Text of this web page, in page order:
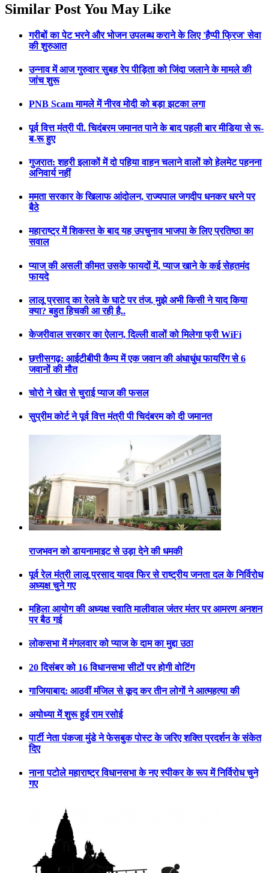
Similar Post You May Like
गरीबों का पेट भरने और भोजन उपलब्ध कराने के लिए 'हैप्पी फ्रिज' सेवा
की शुरुआत
उन्नाव में आज गुरुवार सुबह रेप पीड़िता को जिंदा जलाने के मामले की
जांच शुरू
PNB Scam मामले में नीरव मोदी को बड़ा झटका लगा
पूर्व वित्त मंत्री पी. चिदंबरम जमानत पाने के बाद पहली बार मीडिया से रू-
ब-रू हुए
गुजरात: शहरी इलाकों में दो पहिया वाहन चलाने वालों को हेलमेट पहनना
अनिवार्य नहीं
ममता सरकार के खिलाफ आंदोलन, राज्यपाल जगदीप धनकर धरने पर
बैठे
महाराष्ट्र में शिकस्त के बाद यह उपचुनाव भाजपा के लिए प्रतिष्ठा का
सवाल
प्याज की असली कीमत उसके फायदों में, प्याज खाने के कई सेहतमंद
फायदे
लालू प्रसाद का रेलवे के घाटे पर तंज, मुझे अभी किसी ने याद किया
क्या? बहुत हिचकी आ रही है..
केजरीवाल सरकार का ऐलान, दिल्ली वालों को मिलेगा फ्री WiFi
छत्तीसगढ़: आईटीबीपी कैम्प में एक जवान की अंधाधुंध फायरिंग से 6
जवानों की मौत
चोरो ने खेत से चुराई प्याज की फसल
सुप्रीम कोर्ट ने पूर्व वित्त मंत्री पी चिदंबरम को दी जमानत
राजभवन को डायनामाइट से उड़ा देने की धमकी
पूर्व रेल मंत्री लालू प्रसाद यादव फिर से राष्ट्रीय जनता दल के निर्विरोध
अध्यक्ष चुने गए
महिला आयोग की अध्यक्ष स्वाति मालीवाल जंतर मंतर पर आमरण अनशन
पर बैठ गई
लोकसभा में मंगलवार को प्याज के दाम का मुद्दा उठा
20 दिसंबर को 16 विधानसभा सीटों पर होगी वोटिंग
गाजियाबाद: आठवीं मंजिल से कूद कर तीन लोगों ने आत्महत्या की
अयोध्या में शुरू हुई राम रसोई
पार्टी नेता पंकजा मुंडे ने फेसबुक पोस्ट के जरिए शक्ति प्रदर्शन के संकेत
दिए
नाना पटोले महाराष्ट्र विधानसभा के नए स्पीकर के रूप में निर्विरोध चुने
गए